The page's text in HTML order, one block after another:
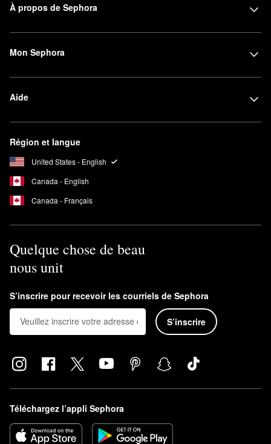
À propos de Sephora
Mon Sephora
Aide
Région et langue
United States - English
Canada - English
Canada - Français
Quelque chose de beau
nous unit
S’inscrire pour recevoir les courriels de Sephora
S’inscrire
Téléchargez l’appli Sephora